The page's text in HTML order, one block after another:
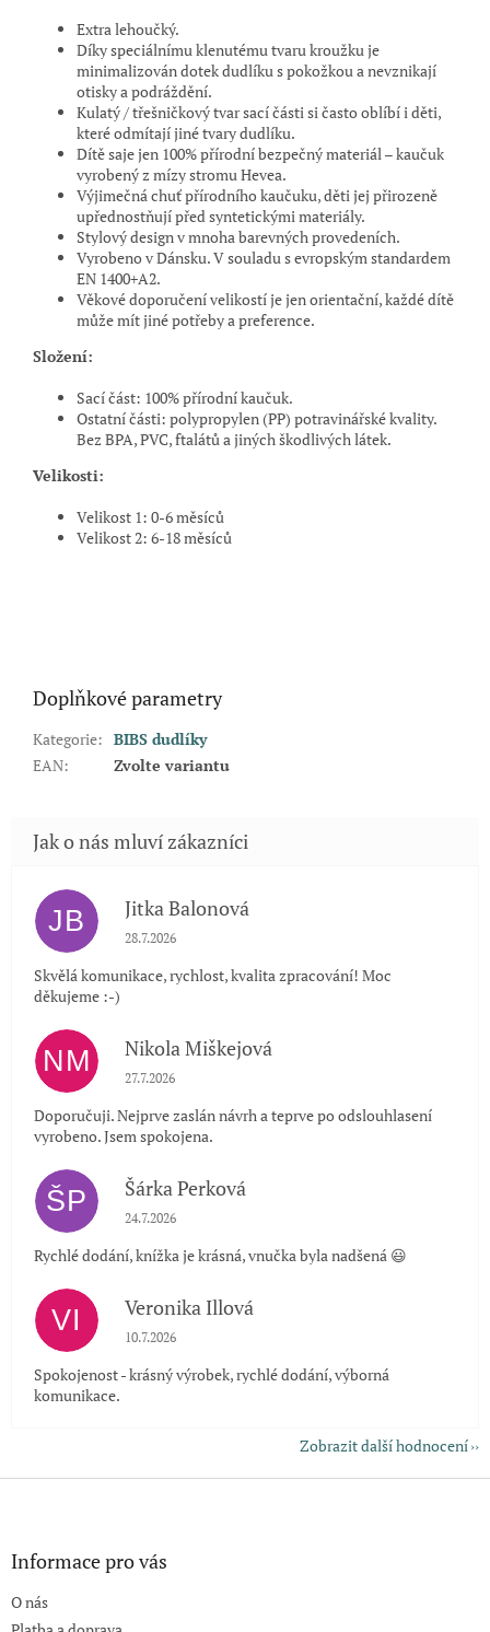
Extra lehoučký.
Díky speciálnímu klenutému tvaru kroužku je
minimalizován dotek dudlíku s pokožkou a nevznikají
otisky a podráždění.
Kulatý / třešničkový tvar sací části si často oblíbí i děti,
které odmítají jiné tvary dudlíku.
Dítě saje jen 100% přírodní bezpečný materiál – kaučuk
vyrobený z mízy stromu Hevea.
Výjimečná chuť přírodního kaučuku, děti jej přirozeně
upřednostňují před syntetickými materiály.
Stylový design v mnoha barevných provedeních.
Vyrobeno v Dánsku. V souladu s evropským standardem
EN 1400+A2.
Věkové doporučení velikostí je jen orientační, každé dítě
může mít jiné potřeby a preference.
Složení:
Sací část: 100% přírodní kaučuk.
Ostatní části: polypropylen (PP) potravinářské kvality.
Bez BPA, PVC, ftalátů a jiných škodlivých látek.
Velikosti:
Velikost 1: 0-6 měsíců
Velikost 2: 6-18 měsíců
Doplňkové parametry
Kategorie: BIBS dudlíky
EAN: Zvolte variantu
JB Jitka Balonová
Hodnocení obchodu je 5 z 5 hvězdiček.
28.7.2026
Skvělá komunikace, rychlost, kvalita zpracování! Moc
děkujeme :-)
NM Nikola Miškejová
Hodnocení obchodu je 5 z 5 hvězdiček.
27.7.2026
Doporučuji. Nejprve zaslán návrh a teprve po odslouhlasení
vyrobeno. Jsem spokojena.
ŠP Šárka Perková
Hodnocení obchodu je 5 z 5 hvězdiček.
24.7.2026
Rychlé dodání, knížka je krásná, vnučka byla nadšená 😃
VI Veronika Illová
Hodnocení obchodu je 5 z 5 hvězdiček.
10.7.2026
Spokojenost - krásný výrobek, rychlé dodání, výborná
komunikace.
Zobrazit další hodnocení
Z
Informace pro vás
O nás